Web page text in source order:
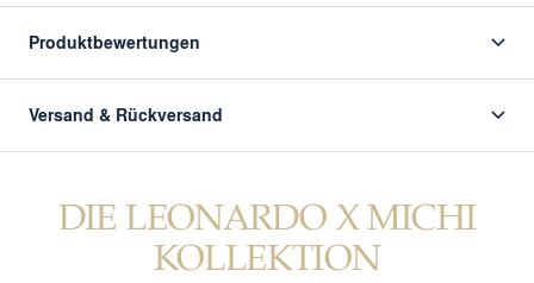
Produktbewertungen
Versand & Rückversand
DIE LEONARDO X MICHI
KOLLEKTION